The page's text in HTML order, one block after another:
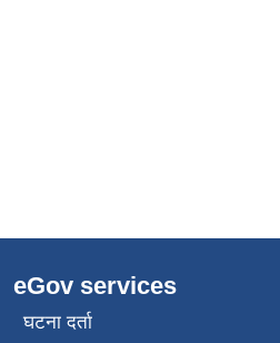
eGov services
घटना दर्ता